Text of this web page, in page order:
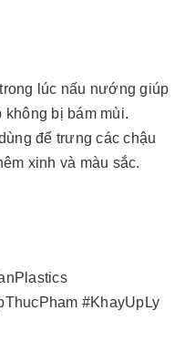
lúc nấu nướng giúp
không bị bám mùi.
để trưng các chậu
xinh và màu sắc.
#KhayUpLy